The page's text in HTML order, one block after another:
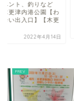
ベント、釣りなど
木更津内港公園【わ
辛い出入口】【木更
2022年4月14日